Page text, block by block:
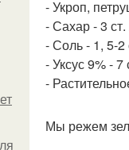
- Укроп,
- Сахар - 3 ст.
- Соль - 1, 5-2
- Уксус 9% - 7
-
Мы режем